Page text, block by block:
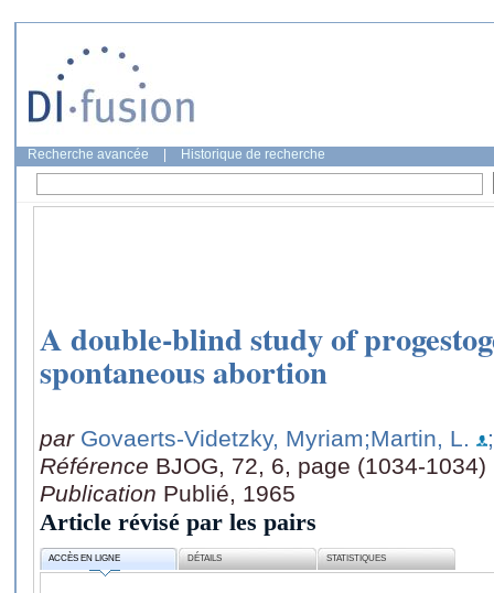
Recherche avancée Historique de recherche
A double-blind study of
spontaneous abortion
par Govaerts‐Videtzky, Myriam;Martin, L.
Référence BJOG, 72, 6, page (1034-1034)
Publication Publié, 1965
Article révisé par les pairs
ACCÈS EN LIGNE DÉTAILS STATISTIQUES